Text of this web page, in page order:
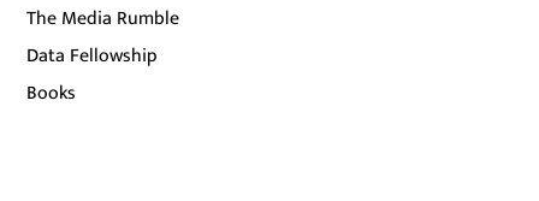
The Media Rumble
Data Fellowship
Books